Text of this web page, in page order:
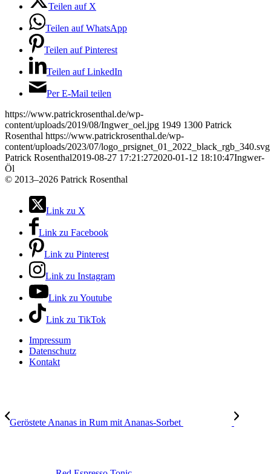
Teilen auf X
Teilen auf WhatsApp
Teilen auf Pinterest
Teilen auf LinkedIn
Per E-Mail teilen
https://www.patrickrosenthal.de/wp-
content/uploads/2019/08/Ingwer_oel.jpg 1949 1300 Patrick
Rosenthal https://www.patrickrosenthal.de/wp-
content/uploads/2023/07/logo_prsignet_01_2022_black_rgb_340.svg
Patrick Rosenthal2019-08-27 17:21:272020-01-12 18:10:47Ingwer-
Öl
© 2013–2026 Patrick Rosenthal
Link zu X
Link zu Facebook
Link zu Pinterest
Link zu Instagram
Link zu Youtube
Link zu TikTok
Impressum
Datenschutz
Kontakt
Geröstete Ananas in Rum mit Ananas-Sorbet